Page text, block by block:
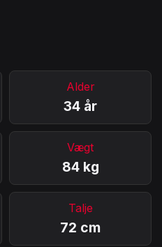
Alder
34 år
Vægt
84 kg
Talje
72 cm